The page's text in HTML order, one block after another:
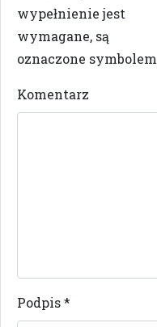
wypełnienie jest
wymagane, są
oznaczone symbolem
Komentarz
Podpis*